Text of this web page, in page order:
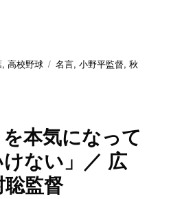
憤晴らしのような練習は、指
,高校野球
タ
名言,小野平監督,秋
を本気になって
ない」／ 広
監督